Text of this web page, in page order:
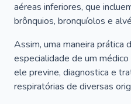
aéreas inferiores, que
brônquios, bronquíolos e
Assim, uma maneira prática
especialidade de um
ele previne, diagnostica e
respiratórias de diversas